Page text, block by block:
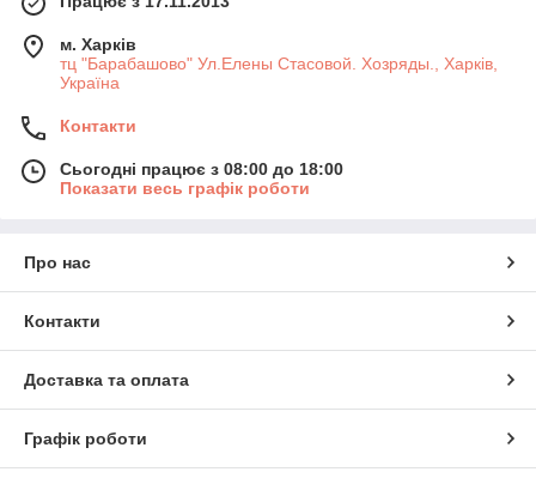
м. Харків
тц "Барабашово" Ул.Елены Стасовой. Хозряды., Харків,
Україна
Контакти
Сьогодні працює з 08:00 до 18:00
Показати весь графік роботи
Про нас
Контакти
Доставка та оплата
Графік роботи